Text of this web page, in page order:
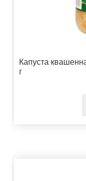
Капуста
г